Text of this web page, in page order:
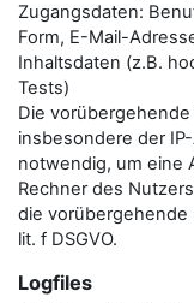
Zugangsdaten:
Form, E-Mail-
Inhaltsdaten (z.B.
Tests)
Die
insbesondere der
notwendig, um eine
Rechner des
die vorübergehende
lit. f DSGVO.
Logfiles